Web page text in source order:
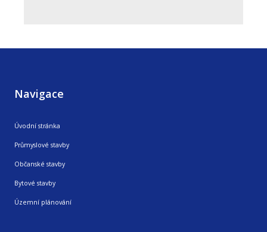
Navigace
Úvodní stránka
Průmyslové stavby
Občanské stavby
Bytové stavby
Územní plánování